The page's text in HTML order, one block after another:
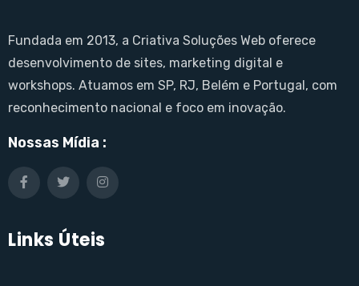
Fundada em 2013, a Criativa Soluções Web oferece
desenvolvimento de sites, marketing digital e
workshops. Atuamos em SP, RJ, Belém e Portugal, com
reconhecimento nacional e foco em inovação.
Nossas Mídia :
Links Úteis